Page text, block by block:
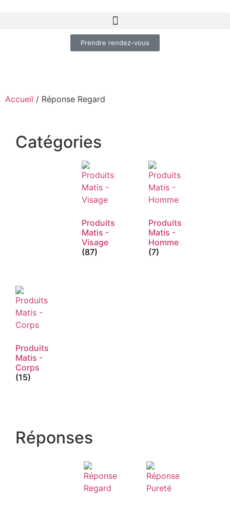
Prendre rendez-vous
Accueil / Réponse Regard
Catégories
Produits
Matis -
Visage
(87)
Produits
Matis -
Homme
(7)
Produits
Matis -
Corps
(15)
Réponses